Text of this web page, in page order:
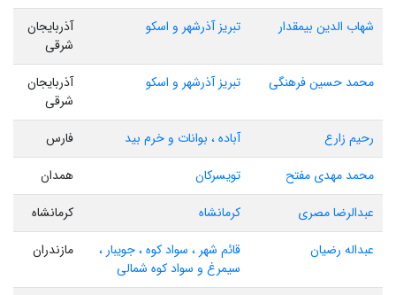
شهاب الدین بیمقدار
تبریز آذرشهر و اسکو
آذربایجان
شرقی
محمد حسین فرهنگی
تبریز آذرشهر و اسکو
آذربایجان
شرقی
رحیم زارع
آباده ، بوانات و خرم بید
فارس
محمد مهدی مفتح
تویسرکان
همدان
عبدالرضا مصری
کرمانشاه
کرمانشاه
عبداله رضیان
قائم شهر ، سواد کوه ، جویبار ،
سیمرغ و سواد کوه شمالی
مازندران